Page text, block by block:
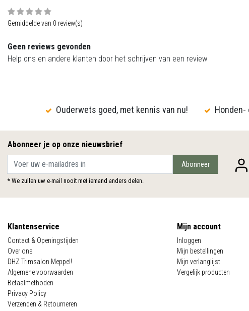
Gemiddelde van 0 review(s)
Geen reviews gevonden
Help ons en andere klanten door het schrijven van een review
Ouderwets goed, met kennis van nu! Honden-
Abonneer je op onze nieuwsbrief
Abonneer
* We zullen uw e-mail nooit met iemand anders delen.
Klantenservice
Contact & Openingstijden
Over ons
DHZ Trimsalon Meppel!
Algemene voorwaarden
Betaalmethoden
Privacy Policy
Verzenden & Retourneren
Mijn account
Inloggen
Mijn bestellingen
Mijn verlanglijst
Vergelijk producten